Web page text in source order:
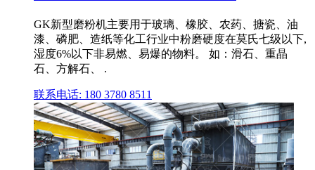
GK新型磨粉机主要用于玻璃、橡胶、农药、搪瓷、油
漆、磷肥、造纸等化工行业中粉磨硬度在莫氏七级以下,
湿度6%以下非易燃、易爆的物料。 如：滑石、重晶
石、方解石、 .
联系电话: 180 3780 8511